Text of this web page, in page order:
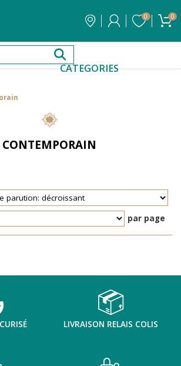
0 0
CATEGORIES
POUR SOIGNER
CONTEMPORAIN
par page
LIVRAISON RELAIS COLIS